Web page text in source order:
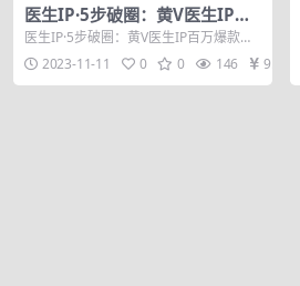
医生IP·5步破圈：黄V医生IP百
万爆款从0到1的必修课 学习内
容运营的底层…
医生IP·5步破圈：黄V医生IP百万爆款从0
到1的必修课 学习内容运营的底层逻辑...
2023-11-11 0 0 146 9.9